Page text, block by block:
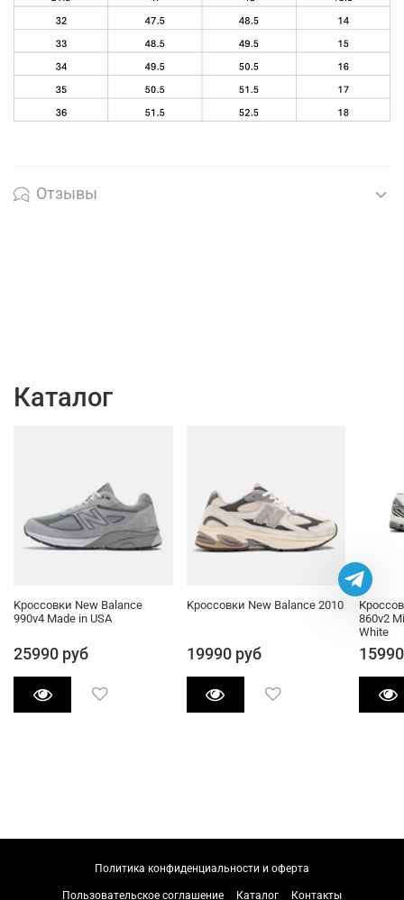
Отзывы
Каталог
Kроссовки New Balance
990v4 Made in USA
25990 руб
Kроссовки New Balance 2010
19990 руб
860v2
White
Политика конфиденциальности и оферта
Пользовательское соглашение Каталог Контакты